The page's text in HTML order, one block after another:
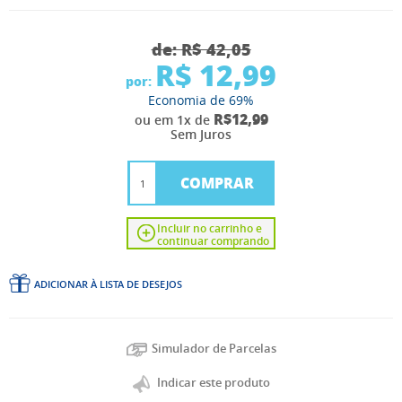
de:R$ 42,05
por: R$ 12,99
Economia de 69%
ou em 1x de R$12,99
Sem Juros
COMPRAR
Incluir no carrinho e
continuar comprando
ADICIONAR À LISTA DE DESEJOS
Simulador de Parcelas
Indicar este produto